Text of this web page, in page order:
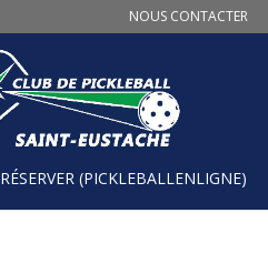
NOUS CONTACTER
RÉSERVER (PICKLEBALLENLIGNE)